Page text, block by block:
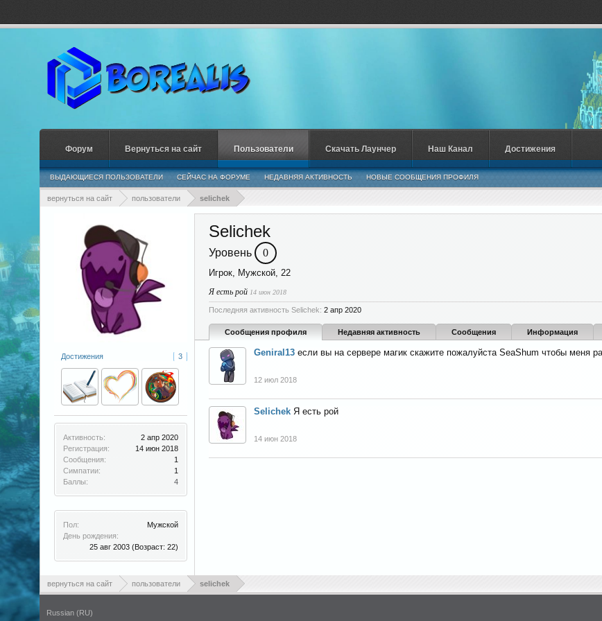
вернуться на сайт пользователи selichek
Достижения 3
Активность:
2 апр 2020
Регистрация:
14 июн 2018
Сообщения:
1
Симпатии:
1
Баллы:
4
Пол:
Мужской
День рождения:
25 авг 2003 (Возраст: 22)
Selichek
Уровень 0
Игрок, Мужской, 22
Я есть рой 14 июн 2018
Последняя активность Selichek: 2 апр 2020
Сообщения профиля Недавняя активность Сообщения Информация
Geniral13 если вы на сервере магик скажите пожалуйста SeaShum чтобы меня
12 июл 2018
Selichek Я есть рой
14 июн 2018
вернуться на сайт пользователи selichek
Форум Вернуться на сайт Пользователи
ВЫДАЮЩИЕСЯ ПОЛЬЗОВАТЕЛИ СЕЙЧАС НА ФОРУМЕ НЕДАВНЯЯ АКТИВНОСТЬ НОВЫЕ СООБЩЕНИЯ ПРОФИЛЯ
Скачать Лаунчер Наш Канал Достижения
Russian (RU)